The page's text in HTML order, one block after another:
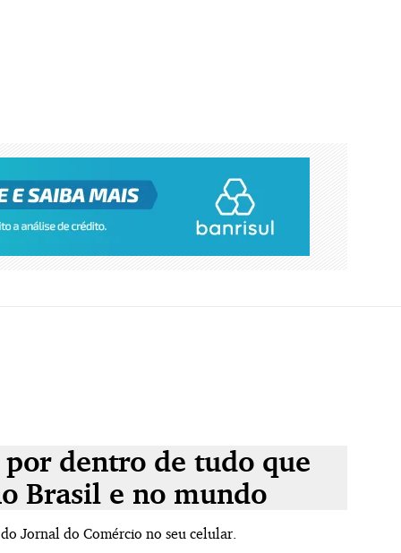
dentro de tudo que
Brasil e no mundo
Jornal do Comércio no seu celular.